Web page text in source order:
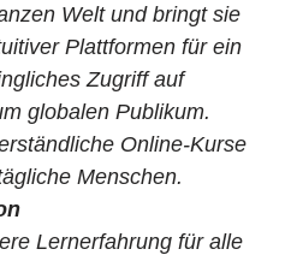
Welt und bringt sie
Plattformen für ein
Zugriff auf
globalen Publikum.
Online-Kurse
Menschen.
Lernerfahrung für alle